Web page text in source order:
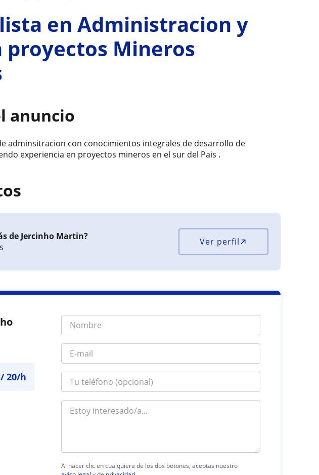
en Administracion y
proyectos Mineros
anuncio
adminsitracion con conocimientos integrales de desarrollo de
experiencia en proyectos mineros en el sur del Pais .
de Jercinho Martin?
Ver perfil
20/h
Al hacer clic en cualquiera de los dos botones, aceptas nuestro